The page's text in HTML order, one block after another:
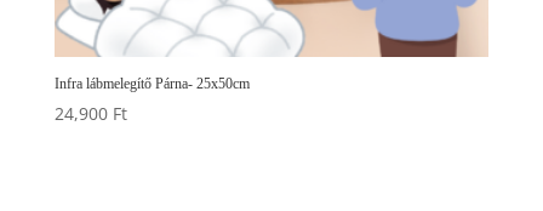
Infra lábmelegítő Párna- 25x50cm
24,900 Ft